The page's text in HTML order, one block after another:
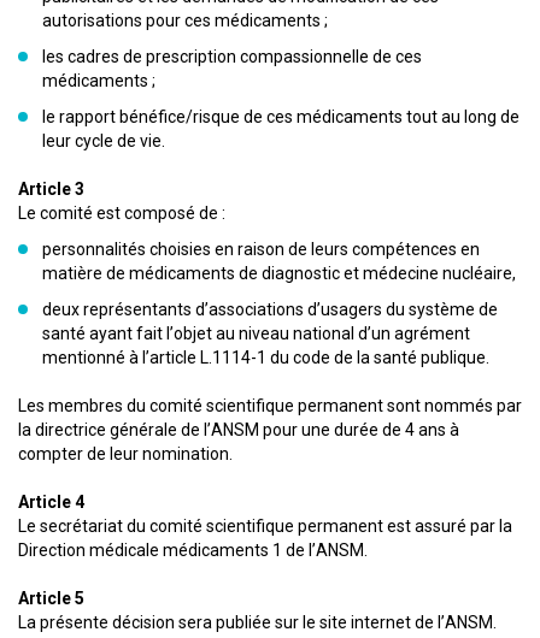
autorisations pour ces médicaments ;
les cadres de prescription compassionnelle de ces
médicaments ;
le rapport bénéfice/risque de ces médicaments tout au long de
leur cycle de vie.
Article 3
Le comité est composé de :
personnalités choisies en raison de leurs compétences en
matière de médicaments de diagnostic et médecine nucléaire,
deux représentants d’associations d’usagers du système de
santé ayant fait l’objet au niveau national d’un agrément
mentionné à l’article L.1114-1 du code de la santé publique.
Les membres du comité scientifique permanent sont nommés par
la directrice générale de l’ANSM pour une durée de 4 ans à
compter de leur nomination.
Article 4
Le secrétariat du comité scientifique permanent est assuré par la
Direction médicale médicaments 1 de l’ANSM.
Article 5
La présente décision sera publiée sur le site internet de l’ANSM.